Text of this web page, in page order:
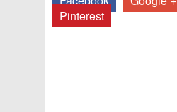
Pinterest